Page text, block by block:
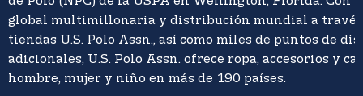
global multimillonaria y distribución mundial a través
tiendas U.S. Polo Assn., así como miles de puntos de
adicionales, U.S. Polo Assn. ofrece ropa, accesorios y
hombre, mujer y niño en más de 190 países.